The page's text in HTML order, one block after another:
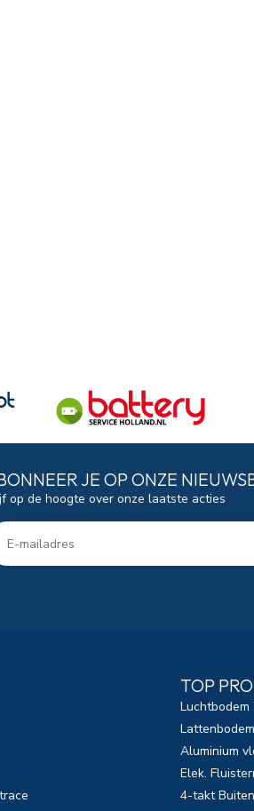
JE OP ONZE
op de hoogte over onze laatste acties
TOP
Luchtbodem
Aluminium
Elek.
4-takt